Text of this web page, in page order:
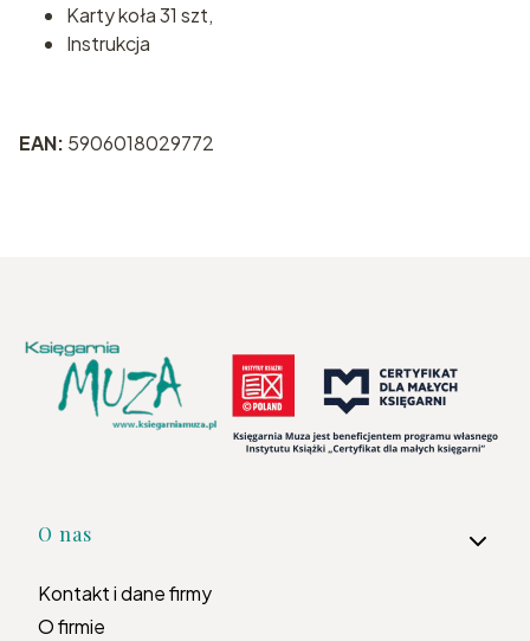
Karty koła 31 szt,
Instrukcja
EAN: 5906018029772
Linki w stopce
O nas
Kontakt i dane firmy
O firmie